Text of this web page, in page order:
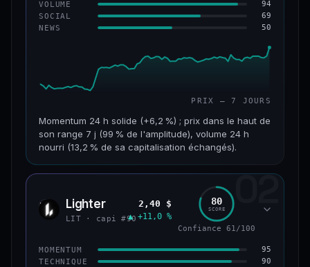
VOLUME 94
SOCIAL 69
NEWS 50
PRIX — 7 JOURS
Momentum 24 h solide (+6,2 %) ; prix dans le haut de
son range 7 j (99 % de l'amplitude), volume 24 h
nourri (13,2 % de sa capitalisation échangés).
CAP. MARCHÉ VOLUME 24 H
VAR. 7 J VAR. 30 J
+32,8 %
VS ATH
02
LIT Lighter
LIT · capi #90
2,40 $
▲ +11,0 %
80
SCORE
Confiance 61/100
MOMENTUM 95
TECHNIQUE 90